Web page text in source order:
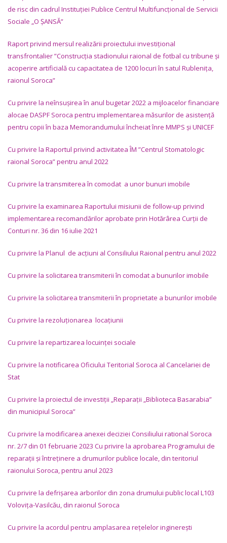
de risc din cadrul Instituției Publice Centrul Multifuncțional de Servicii
Sociale „O ȘANSĂ”
Raport privind mersul realizării proiectului investițional
transfrontalier”Construcția stadionului raional de fotbal cu tribune și
acoperire artificială cu capacitatea de 1200 locuri în satul Rublenița,
raionul Soroca”
Cu privire la neînsușirea în anul bugetar 2022 a mijloacelor financiare
alocae DASPF Soroca pentru implementarea măsurilor de asistență
pentru copii în baza Memorandumului încheiat înre MMPS și UNICEF
Cu privire la Raportul privind activitatea ÎM ”Centrul Stomatologic
raional Soroca” pentru anul 2022
Cu privire la transmiterea în comodat a unor bunuri imobile
Cu privire la examinarea Raportului misiunii de follow-up privind
implementarea recomandărilor aprobate prin Hotărârea Curții de
Conturi nr. 36 din 16 iulie 2021
Cu privire la Planul de acţiuni al Consiliului Raional pentru anul 2022
Cu privire la solicitarea transmiterii în comodat a bunurilor imobile
Cu privire la solicitarea transmiterii în proprietate a bunurilor imobile
Cu privire la rezoluționarea locaţiunii
Cu privire la repartizarea locuinţei sociale
Cu privire la notificarea Oficiului Teritorial Soroca al Cancelariei de
Stat
Cu privire la proiectul de investiții „Reparații „Biblioteca Basarabia”
din municipiul Soroca”
Cu privire la modificarea anexei deciziei Consiliului rational Soroca
nr. 2/7 din 01 februarie 2023 Cu privire la aprobarea Programului de
reparații și întreținere a drumurilor publice locale, din teritoriul
raionului Soroca, pentru anul 2023
Cu privire la defrișarea arborilor din zona drumului public local L103
Volovița-Vasilcău, din raionul Soroca
Cu privire la acordul pentru amplasarea rețelelor inginerești